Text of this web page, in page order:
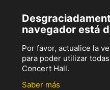
navegador está
Por favor, actualice la
para poder utilizar
Concert Hall.
Saber más